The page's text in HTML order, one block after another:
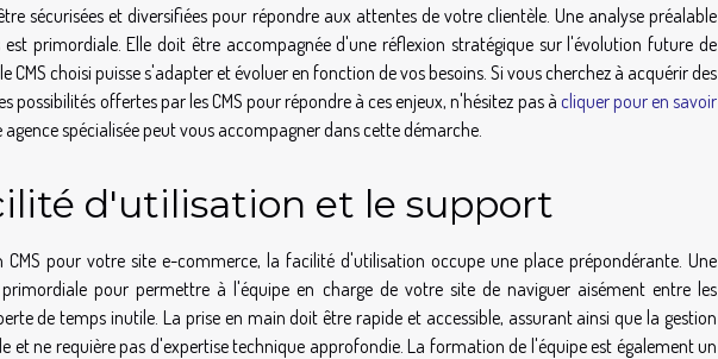
sécurisées et diversifiées pour répondre aux attentes de votre clientèle. Une analyse préalable
primordiale. Elle doit être accompagnée d'une réflexion stratégique sur l'évolution future de
CMS choisi puisse s'adapter et évoluer en fonction de vos besoins. Si vous cherchez à acquérir des
possibilités offertes par les CMS pour répondre à ces enjeux, n'hésitez pas à cliquer pour en savoir
spécialisée peut vous accompagner dans cette démarche.
d'utilisation et le support
CMS pour votre site e-commerce, la facilité d'utilisation occupe une place prépondérante. Une
pour permettre à l'équipe en charge de votre site de naviguer aisément entre les
de temps inutile. La prise en main doit être rapide et accessible, assurant ainsi que la gestion
et ne requière pas d'expertise technique approfondie. La formation de l'équipe est également un